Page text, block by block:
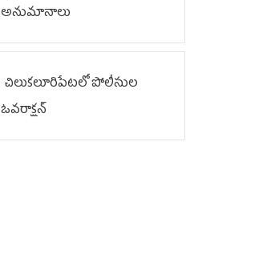
అనుమానాలు
చిలుక‌లూరిపేట‌లో పోలీసుల
ఓవ‌రాక్ష‌న్‌